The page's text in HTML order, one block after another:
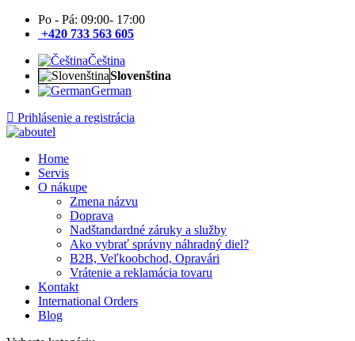
Po - Pá: 09:00- 17:00
+420 733 563 605
Čeština
Slovenština
German
Prihlásenie a registrácia
Home
Servis
O nákupe
Zmena názvu
Doprava
Nadštandardné záruky a služby
Ako vybrať správny náhradný diel?
B2B, Veľkoobchod, Opravári
Vrátenie a reklamácia tovaru
Kontakt
International Orders
Blog